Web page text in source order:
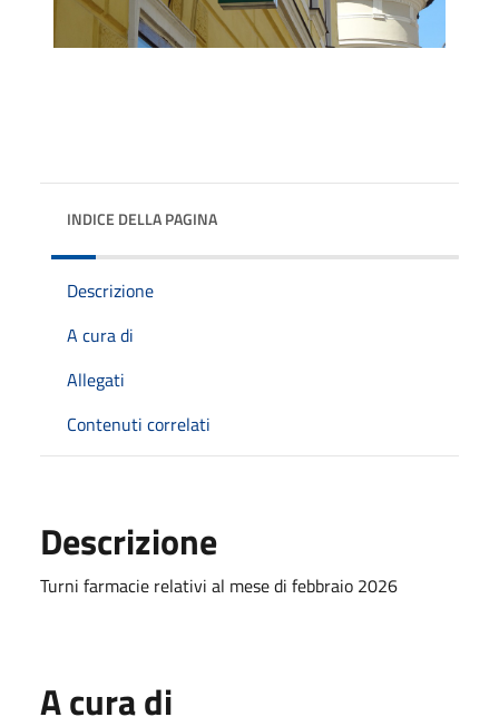
INDICE DELLA PAGINA
Descrizione
A cura di
Allegati
Contenuti correlati
Descrizione
Turni farmacie relativi al mese di febbraio 2026
A cura di